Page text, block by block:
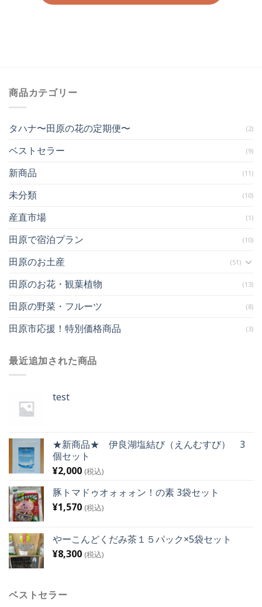
商品カテゴリー
タハナ〜田原の花の定期便〜 (2)
ベストセラー (9)
新商品 (11)
未分類 (10)
産直市場 (1)
田原で宿泊プラン (10)
田原のお土産 (51)
田原のお花・観葉植物 (13)
田原の野菜・フルーツ (8)
田原市応援！特別価格商品 (3)
最近追加された商品
test
★新商品★ 伊良湖塩結び（えんむすび） 3
個セット
¥2,000 (税込)
豚トマドゥオォォォン！の素 3袋セット
¥1,570 (税込)
やーこんどくだみ茶１５パック×5袋セット
¥8,300 (税込)
ベストセラー